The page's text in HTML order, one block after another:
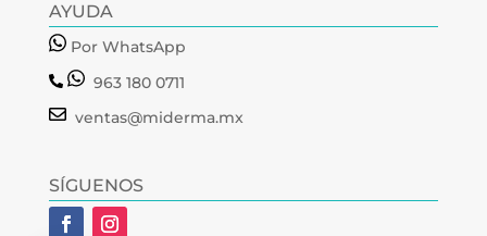
AYUDA
Por WhatsApp
963 180 0711
ventas@miderma.mx
SÍGUENOS